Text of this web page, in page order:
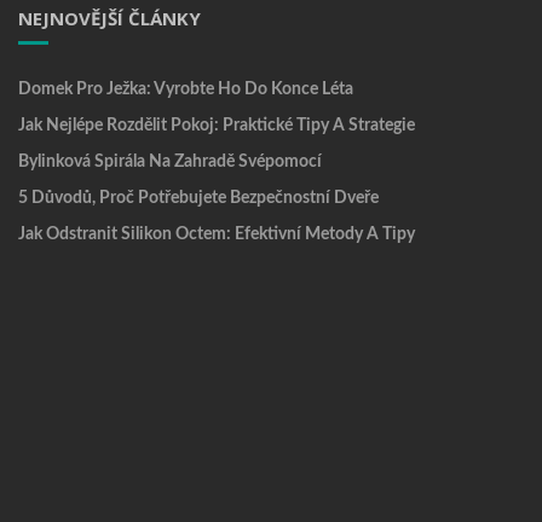
NEJNOVĚJŠÍ ČLÁNKY
Domek Pro Ježka: Vyrobte Ho Do Konce Léta
Jak Nejlépe Rozdělit Pokoj: Praktické Tipy A Strategie
Bylinková Spirála Na Zahradě Svépomocí
5 Důvodů, Proč Potřebujete Bezpečnostní Dveře
Jak Odstranit Silikon Octem: Efektivní Metody A Tipy